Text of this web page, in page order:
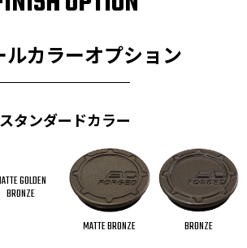
ルカラーオプション
スタンダードカラー
GOLDEN
BRONZE
MATTE BRONZE BRONZE